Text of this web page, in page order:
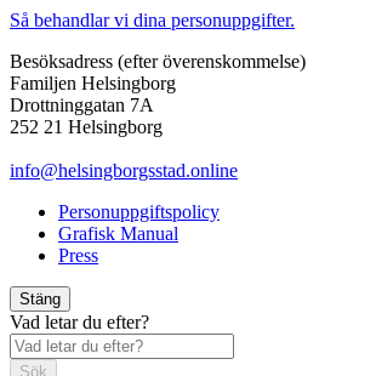
Så behandlar vi dina personuppgifter.
Besöksadress (efter överenskommelse)
Familjen Helsingborg
Drottninggatan 7A
252 21 Helsingborg
info@helsingborgsstad.online
Personuppgiftspolicy
Grafisk Manual
Press
Stäng
Vad letar du efter?
Sök